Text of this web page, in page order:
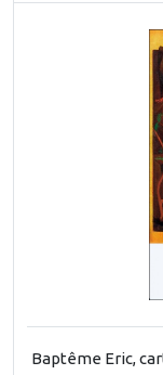
Baptême Eric,